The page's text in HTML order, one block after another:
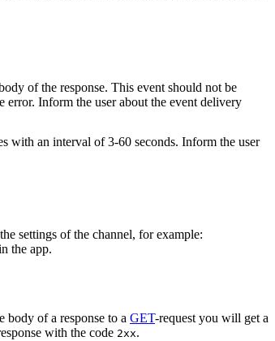
of the response. This event should not be
error. Inform the user about the event delivery
with an interval of 3-60 seconds. Inform the user
settings of the channel, for example:
the app.
body of a response to a GET-request you will get a
with the code 2xx.